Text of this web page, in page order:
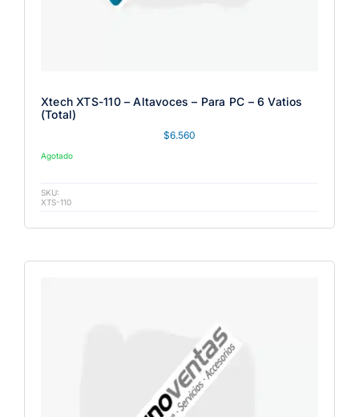
Xtech XTS-110 – Altavoces – Para PC – 6 Vatios
(Total)
$6.560
Agotado
SKU:
XTS-110